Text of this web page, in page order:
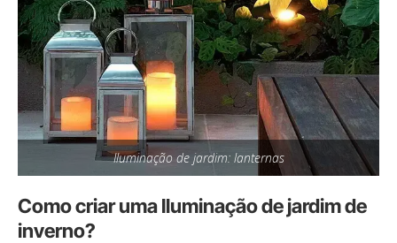
Iluminação de jardim: lanternas
Como criar uma Iluminação de jardim de
inverno?